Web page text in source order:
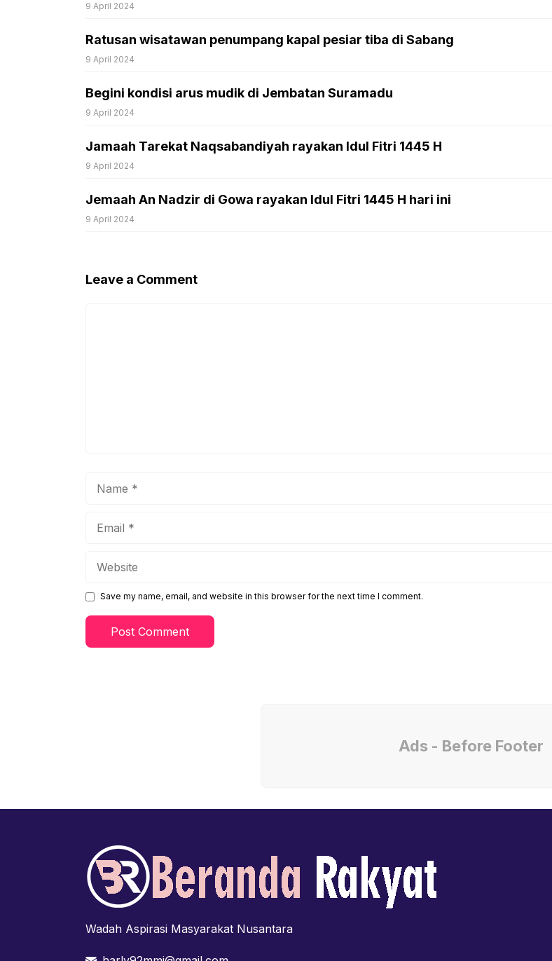
9 April 2024
Ratusan wisatawan penumpang kapal pesiar tiba di Sabang
9 April 2024
Begini kondisi arus mudik di Jembatan Suramadu
9 April 2024
Jamaah Tarekat Naqsabandiyah rayakan Idul Fitri 1445 H
9 April 2024
Jemaah An Nadzir di Gowa rayakan Idul Fitri 1445 H hari ini
9 April 2024
Leave a Comment
Save my name, email, and website in this browser for the next time I comment.
Ads - Before Footer
Wadah Aspirasi Masyarakat Nusantara